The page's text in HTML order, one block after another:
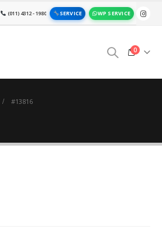
(011) 4312 - 1980 SERVICE WP SERVICE
0
#13816